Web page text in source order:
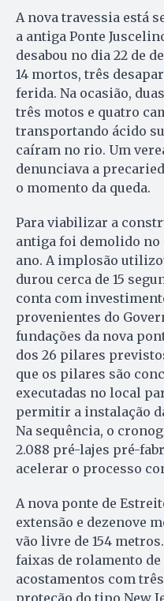
A nova travessia está
a antiga Ponte
desabou no dia 22 de
14 mortos, três
ferida. Na ocasião,
três motos e quatro
transportando ácido
caíram no rio. Um
denunciava a
o momento da queda.
Para viabilizar a
antiga foi demolido no
ano. A implosão
durou cerca de 15
conta com
provenientes do
fundações da nova
dos 26 pilares
que os pilares são
executadas no local
permitir a instalação
Na sequência, o
2.088 pré-lajes pré-
acelerar o processo
A nova ponte de
extensão e dezenove
vão livre de 154
faixas de rolamento de
acostamentos com
proteção do tipo New